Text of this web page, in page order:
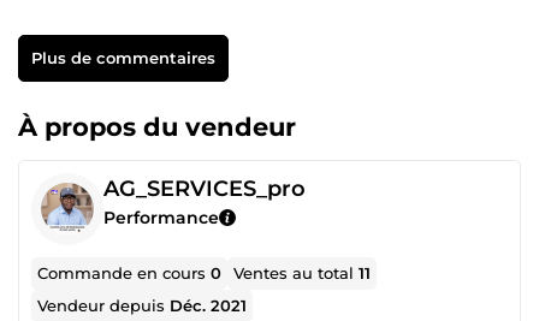
Plus de commentaires
À propos du vendeur
AG_SERVICES_pro
Performance
Commande en cours0 Ventes au total11
Vendeur depuis Déc. 2021